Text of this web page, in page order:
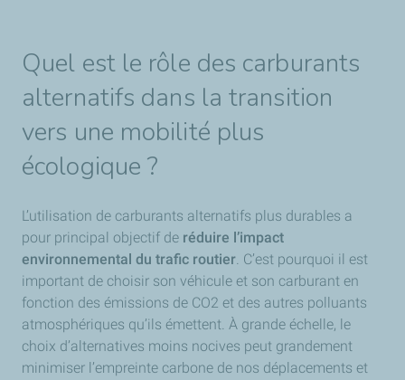
Quel est le rôle des carburants
alternatifs dans la transition
vers une mobilité plus
écologique ?
L’utilisation de carburants alternatifs plus durables a
pour principal objectif de réduire l’impact
environnemental du trafic routier. C’est pourquoi il est
important de choisir son véhicule et son carburant en
fonction des émissions de CO2 et des autres polluants
atmosphériques qu’ils émettent. À grande échelle, le
choix d’alternatives moins nocives peut grandement
minimiser l’empreinte carbone de nos déplacements et